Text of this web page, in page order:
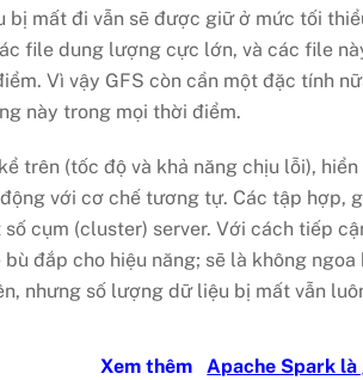
mất đi vẫn sẽ được giữ ở mức tối
file dung lượng cực lớn, và các file
Vì vậy GFS còn cần một đặc tính
này trong mọi thời điểm.
trên (tốc độ và khả năng chịu lỗi),
với cơ chế tương tự. Các tập
cụm (cluster) server. Với cách tiếp
đắp cho hiệu năng; sẽ là không
nhưng số lượng dữ liệu bị mất vẫn
Xem thêm Apache Spark là